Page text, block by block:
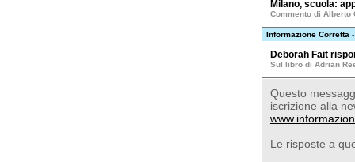
Milano, scuola:
Commento di Alberto
Informazione Corretta
Deborah Fait
Sul libro di Adrian
Questo
iscrizione alla
Le risposte a